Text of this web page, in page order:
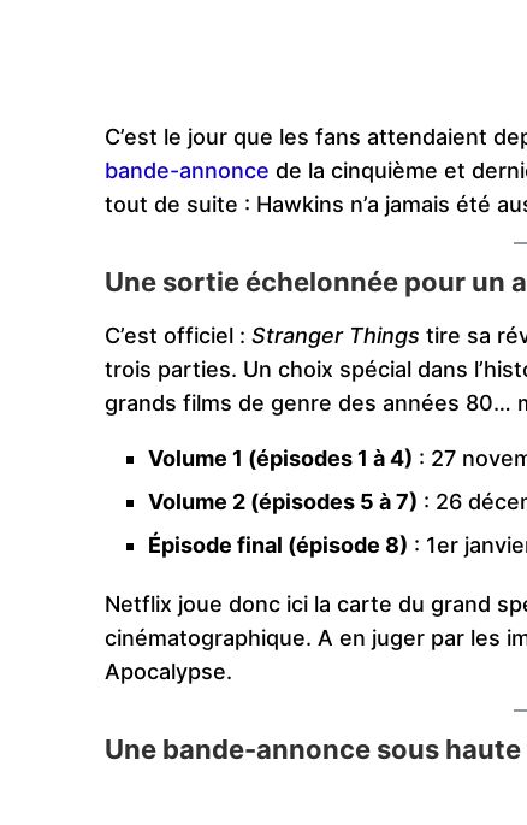
C’est le jour que les fans attendaient
bande-annonce de la cinquième et
tout de suite : Hawkins n’a jamais été
Une sortie échelonnée pour un
C’est officiel : Stranger Things tire sa
trois parties. Un choix spécial dans
grands films de genre des années 80…
Volume 1 (épisodes 1 à 4) : 27
Volume 2 (épisodes 5 à 7) : 26
Épisode final (épisode 8) : 1er
Netflix joue donc ici la carte du grand
cinématographique. A en juger par les
Apocalypse.
Une bande-annonce sous